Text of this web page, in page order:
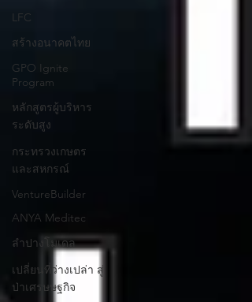
LFC
สร้างอนาคตไทย
GPO Ignite
Program
หลักสูตรผู้บริหาร
ระดับสูง
กระทรวงเกษตร
และสหกรณ์
VentureBuilder
ANYA Meditec
ลำปางโมเดล
เปลี่ยนที่ว่างเปล่า สู่
ป่าเศรษษฐกิจ